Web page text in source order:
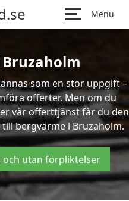
Menu
som en stor uppgift –
offerter. Men om du
vår offerttjänst får du den
bergvärme i Bruzaholm.
och utan förpliktelser